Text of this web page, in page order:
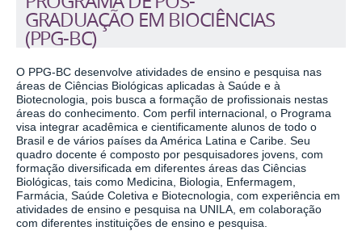
GRADUAÇÃO EM BIOCIÊNCIAS
(PPG-BC)
O PPG-BC desenvolve atividades de ensino e pesquisa nas
áreas de Ciências Biológicas aplicadas à Saúde e à
Biotecnologia, pois busca a formação de profissionais nestas
áreas do conhecimento. Com perfil internacional, o Programa
visa integrar acadêmica e cientificamente alunos de todo o
Brasil e de vários países da América Latina e Caribe. Seu
quadro docente é composto por pesquisadores jovens, com
formação diversificada em diferentes áreas das Ciências
Biológicas, tais como Medicina, Biologia, Enfermagem,
Farmácia, Saúde Coletiva e Biotecnologia, com experiência em
atividades de ensino e pesquisa na UNILA, em colaboração
com diferentes instituições de ensino e pesquisa.